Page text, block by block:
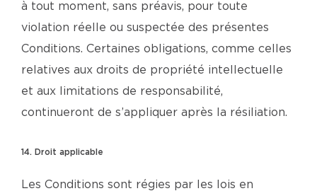
à tout moment, sans préavis, pour toute
violation réelle ou suspectée des présentes
Conditions. Certaines obligations, comme celles
relatives aux droits de propriété intellectuelle
et aux limitations de responsabilité,
continueront de s’appliquer après la résiliation.
14. Droit applicable
Les Conditions sont régies par les lois en